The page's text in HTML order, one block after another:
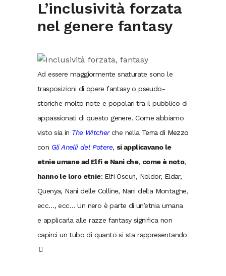
L’inclusività forzata
nel genere fantasy
Ad essere maggiormente snaturate sono le
trasposizioni di opere fantasy o pseudo-
storiche molto note e popolari tra il pubblico di
appassionati di questo genere. Come abbiamo
visto sia in The Witcherche nella Terra di Mezzo
con Gli Anelli del Potere, si applicavano le
etnie umane ad Elfi e Nani che, come è noto,
hanno le loro etnie: Elfi Oscuri, Noldor, Eldar,
Quenya, Nani delle Colline, Nani della Montagne,
ecc…, ecc… Un nero è parte di un’etnia umana
e applicarla alle razze fantasy significa non
capirci un tubo di quanto si sta rappresentando